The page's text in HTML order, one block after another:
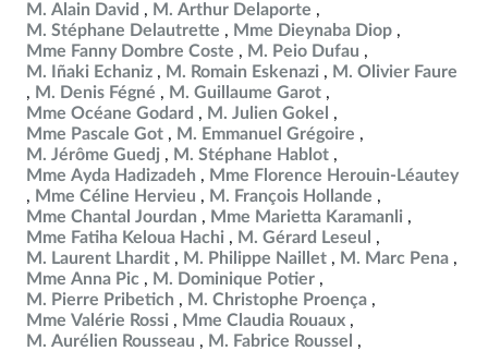
M. Alain David
M. Arthur Delaporte
M. Stéphane Delautrette
Mme Dieynaba Diop
Mme Fanny Dombre Coste
M. Peio Dufau
M. Iñaki Echaniz
M. Romain Eskenazi
M. Olivier Faure
M. Denis Fégné
M. Guillaume Garot
Mme Océane Godard
M. Julien Gokel
Mme Pascale Got
M. Emmanuel Grégoire
M. Jérôme Guedj
M. Stéphane Hablot
Mme Ayda Hadizadeh
Mme Florence Herouin-Léautey
Mme Céline Hervieu
M. François Hollande
Mme Chantal Jourdan
Mme Marietta Karamanli
Mme Fatiha Keloua Hachi
M. Gérard Leseul
M. Laurent Lhardit
M. Philippe Naillet
M. Marc Pena
Mme Anna Pic
M. Dominique Potier
M. Pierre Pribetich
M. Christophe Proença
Mme Valérie Rossi
Mme Claudia Rouaux
M. Aurélien Rousseau
M. Fabrice Roussel